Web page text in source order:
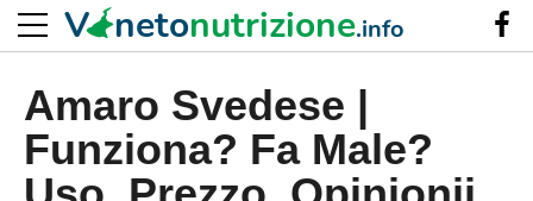
Amaro Svedese |
Funziona? Fa Male?
V netonutrizione.info